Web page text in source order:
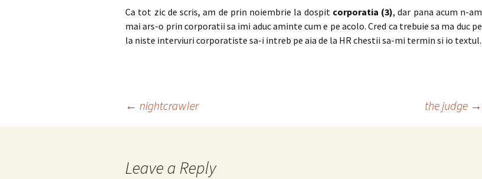
Ca tot zic de scris, am de prin noiembrie la dospit corporatia (3), dar pana acum n-am
mai ars-o prin corporatii sa imi aduc aminte cum e pe acolo. Cred ca trebuie sa ma duc pe
la niste interviuri corporatiste sa-i intreb pe aia de la HR chestii sa-mi termin si io textul.
← nightcrawler the judge →
Leave a Reply